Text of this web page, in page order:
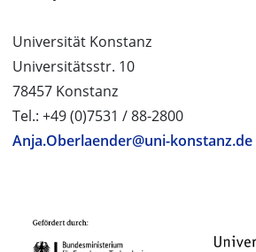
Universität Konstanz
Universitätsstr. 10
78457 Konstanz
Tel.: +49 (0)7531 / 88-2800
Anja.Oberlaender@uni-konstanz.de